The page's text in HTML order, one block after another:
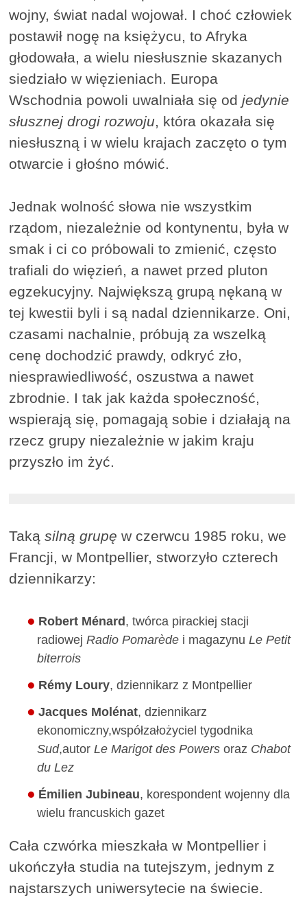
wojny, świat nadal wojował. I choć człowiek
postawił nogę na księżycu, to Afryka
głodowała, a wielu niesłusznie skazanych
siedziało w więzieniach. Europa
Wschodnia powoli uwalniała się odjedynie
słusznej drogi rozwoju, która okazała się
niesłuszną i w wielu krajach zaczęto o tym
otwarcie i głośno mówić.
Jednak wolność słowa nie wszystkim
rządom, niezależnie od kontynentu, była w
smak i ci co próbowali to zmienić, często
trafiali do więzień, a nawet przed pluton
egzekucyjny. Największą grupą nękaną w
tej kwestii byli i są nadal dziennikarze. Oni,
czasami nachalnie, próbują za wszelką
cenę dochodzić prawdy, odkryć zło,
niesprawiedliwość, oszustwa a nawet
zbrodnie. I tak jak każda społeczność,
wspierają się, pomagają sobie i działają na
rzecz grupy niezależnie w jakim kraju
przyszło im żyć.
Takąsilną grupę w czerwcu 1985 roku, we
Francji, w Montpellier, stworzyło czterech
dziennikarzy:
Robert Ménard , twórca pirackiej stacji
radiowej Radio Pomarèdei magazynu Le Petit
biterrois
Rémy Loury, dziennikarz z Montpellier
Jacques Molénat, dziennikarz
ekonomiczny,współzałożyciel tygodnika
Sud,autor Le Marigot des Powersoraz Chabot
du Lez
Émilien Jubineau, korespondent wojenny dla
wielu francuskich gazet
Cała czwórka mieszkała w Montpellier i
ukończyła studia na tutejszym, jednym z
najstarszych uniwersytecie na świecie.